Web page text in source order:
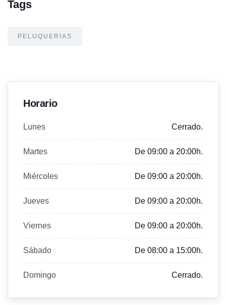
Tags
PELUQUERIAS
Horario
Lunes Cerrado.
Martes De 09:00 a 20:00h.
Miércoles De 09:00 a 20:00h.
Jueves De 09:00 a 20:00h.
Viernes De 09:00 a 20:00h.
Sábado De 08:00 a 15:00h.
Domingo Cerrado.